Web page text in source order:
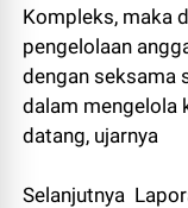
Kompleks, maka
pengelolaan
dengan seksama
dalam mengelola
datang, ujarnya
Selanjutnya